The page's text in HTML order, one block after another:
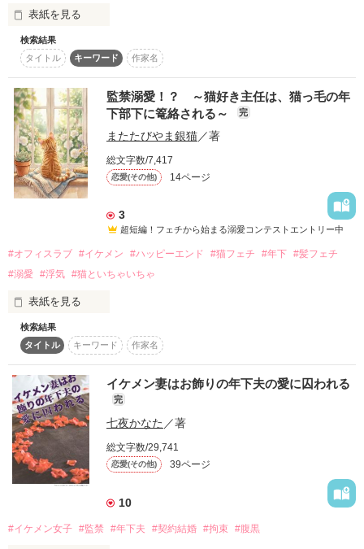
若王子 利玖 (わかおうじ りく)
若王子コーポレーション･副社長で次期社長
×
九条 時雨 (くじょう しぐれ)
若王子コーポレーション･課長
×
九条(旧姓･藤堂) 空羅 (とうどう そら)
時雨の妻
━━━━これも、ひとつの純愛━━━━
フィクションです。
それでも良ければ、読んでいただけると嬉しいです。
*この物語は大人の恋愛物語です。
それを踏まえた上でお願いします。
表紙画像は、フリー素材です。
R5.1.20   誤字脱字等、修正してます。
表紙を見る
彼は、
私が出ることすら許してくれない――。
キーワード
軟禁/和風/溺愛/短編連作
続編含め全て完結しておりますが、気まぐれに追加することが
あります。
2012/8/3～2015/7/28
『二人の愚かな子供たちへ』完結。
――…今なら分かる。
どれほど子供であったことか。
作品を読む
検索結果
タイトル
キーワード 作家名
監禁溺愛！？ ～猫好き主任は、猫っ毛の年
下部下に篭絡される～
完
またたびやま銀猫／著
総文字数/7,417
恋愛(その他) 14ページ
3
超短編！フェチから始まる溺愛コンテストエントリー中
#オフィスラブ #イケメン #ハッピーエンド #猫フェチ #年下 #髪フェチ
#溺愛 #浮気 #猫といちゃいちゃ
表紙を見る
猫好きな主人公は、猫っ毛な後輩の髪を触りたくてたまらな
い。
猫カフェで猫様を満喫していると彼が来て、主人公の横で眠っ
てしまう。
つい髪を触ったらそれがばれていて、どきどきする。
が、彼にはどうやら恋人がいるらしい……。
ある日、彼が女性を監禁しているという噂を聞く。
真実を確認するために彼の家に行く。
「主任も監禁しちゃおうかな」
検索結果
タイトル
キーワード 作家名
イケメン妻はお飾りの年下夫の愛に囚われる
完
七夜かなた ／著
総文字数/29,741
恋愛(その他) 39ページ
10
#イケメン女子 #監禁 #年下夫 #契約結婚 #拘束 #腹黒